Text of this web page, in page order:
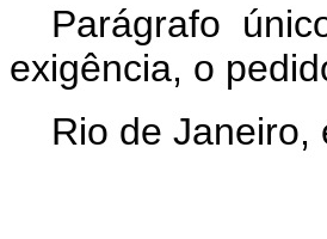
Parágrafo
exigência, o
Rio de Janeiro,